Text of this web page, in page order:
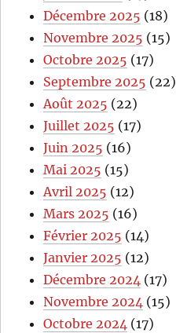
Décembre 2025 (18)
Novembre 2025 (15)
Octobre 2025 (17)
Septembre 2025 (22)
Août 2025 (22)
Juillet 2025 (17)
Juin 2025 (16)
Mai 2025 (15)
Avril 2025 (12)
Mars 2025 (16)
Février 2025 (14)
Janvier 2025 (12)
Décembre 2024 (17)
Novembre 2024 (15)
Octobre 2024 (17)